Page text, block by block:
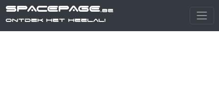
SPACEPAGE.be
Ontdek het heelal!